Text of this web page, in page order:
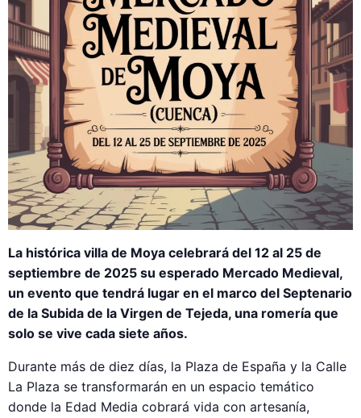
La histórica villa de Moya celebrará del 12 al 25 de
septiembre de 2025 su esperado Mercado Medieval,
un evento que tendrá lugar en el marco del Septenario
de la Subida de la Virgen de Tejeda, una romería que
solo se vive cada siete años.
Durante más de diez días, la Plaza de España y la Calle
La Plaza se transformarán en un espacio temático
donde la Edad Media cobrará vida con artesanía,